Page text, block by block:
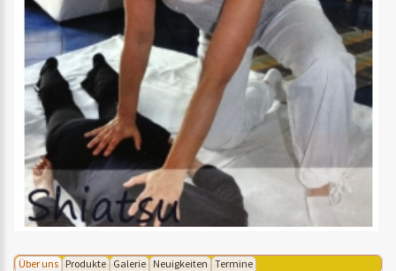
Über uns Produkte Galerie Neuigkeiten Termine